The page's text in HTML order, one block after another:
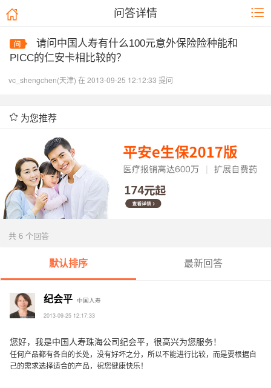
问答详情
请问中国人寿有什么100元意外保险险种能和
PICC的仁安卡相比较的？
vc_shengchen(天津) 在 2013-09-25 12:12:33 提问
为您推荐
共 6 个回答
默认排序 最新回答
纪会平 中国人寿
2013-09-25 12:17:33
您好，我是中国人寿珠海公司纪会平，很高兴为您服务！
任何产品都有各自的长处，没有好坏之分，所以不能进行比较，而是要根据自
己的需求选择适合的产品，祝您健康快乐！